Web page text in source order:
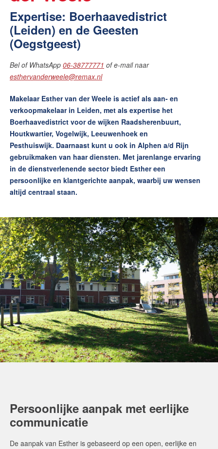
Expertise: Boerhaavedistrict
(Leiden) en de Geesten
(Oegstgeest)
Bel of WhatsApp 06-38777771 of e-mail naar
esthervanderweele@remax.nl
Makelaar Esther van der Weele is actief als aan- en
verkoopmakelaar in Leiden, met als expertise het
Boerhaavedistrict voor de wijken Raadsherenbuurt,
Houtkwartier, Vogelwijk, Leeuwenhoek en
Pesthuiswijk. Daarnaast kunt u ook in Alphen a/d Rijn
gebruikmaken van haar diensten. Met jarenlange ervaring
in de dienstverlenende sector biedt Esther een
persoonlijke en klantgerichte aanpak, waarbij uw wensen
altijd centraal staan.
Persoonlijke aanpak met eerlijke
communicatie
De aanpak van Esther is gebaseerd op een open, eerlijke en